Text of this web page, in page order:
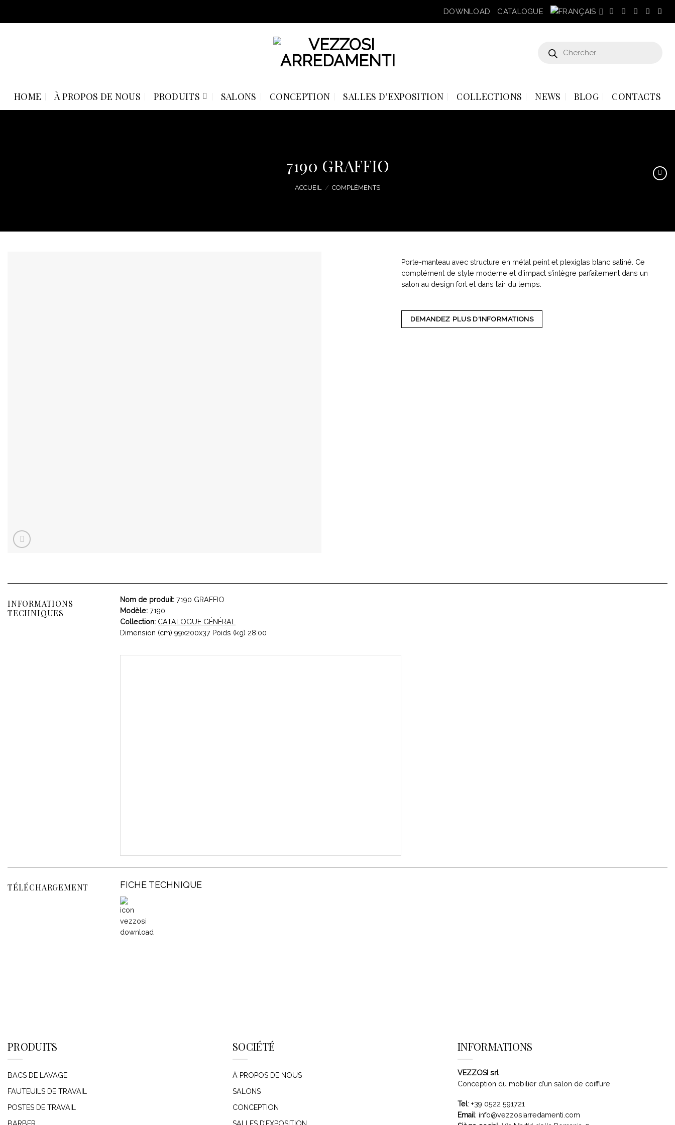
DOWNLOAD CATALOGUE
produits
HOME À PROPOS DE NOUS PRODUITS SALONS CONCEPTION SALLES D’EXPOSITION COLLECTIONS NEWS BLOG CONTACTS
7190 GRAFFIO
ACCUEIL / COMPLÉMENTS
Porte-manteau avec structure en métal peint et plexiglas blanc satiné. Ce
complément de style moderne et d’impact s’intègre parfaitement dans un
salon au design fort et dans l’air du temps.
DEMANDEZ PLUS D'INFORMATIONS
INFORMATIONS
TECHNIQUES
Nom de produit: 7190 GRAFFIO
Modèle: 7190
Collection: CATALOGUE GÉNÉRAL
Dimension (cm) 99x200x37 Poids (kg) 28.00
TÉLÉCHARGEMENT FICHE TECHNIQUE
PRODUITS
BACS DE LAVAGE
FAUTEUILS DE TRAVAIL
POSTES DE TRAVAIL
SOCIÉTÉ
À PROPOS DE NOUS
SALONS
CONCEPTION
INFORMATIONS
VEZZOSI srl
Conception du mobilier d’un salon de coiffure
Tel: +39 0522 591721
Email: info@vezzosiarredamenti.com